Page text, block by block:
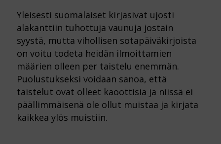
Yleisesti suomalaiset kirjasivat ujosti
alakanttiin tuhottuja vaunuja jostain
syystä, mutta vihollisen sotapäiväkirjoista
on voitu todeta heidän ilmoittamien
määrien olleen per taistelu enemmän.
Puolustukseksi voidaan sanoa, että
taistelut ovat olleet kaoottisia ja niissä ei
päällimmäisenä ole ollut muistaa ja kirjata
kaikkea ylös muistiin.